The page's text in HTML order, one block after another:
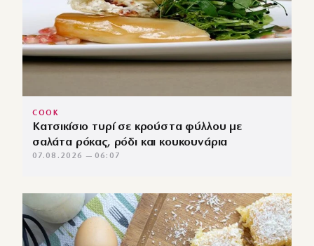
COOK
Κατσικίσιο τυρί σε κρούστα φύλλου με
σαλάτα ρόκας, ρόδι και κουκουνάρια
07.08.2026 — 06:07